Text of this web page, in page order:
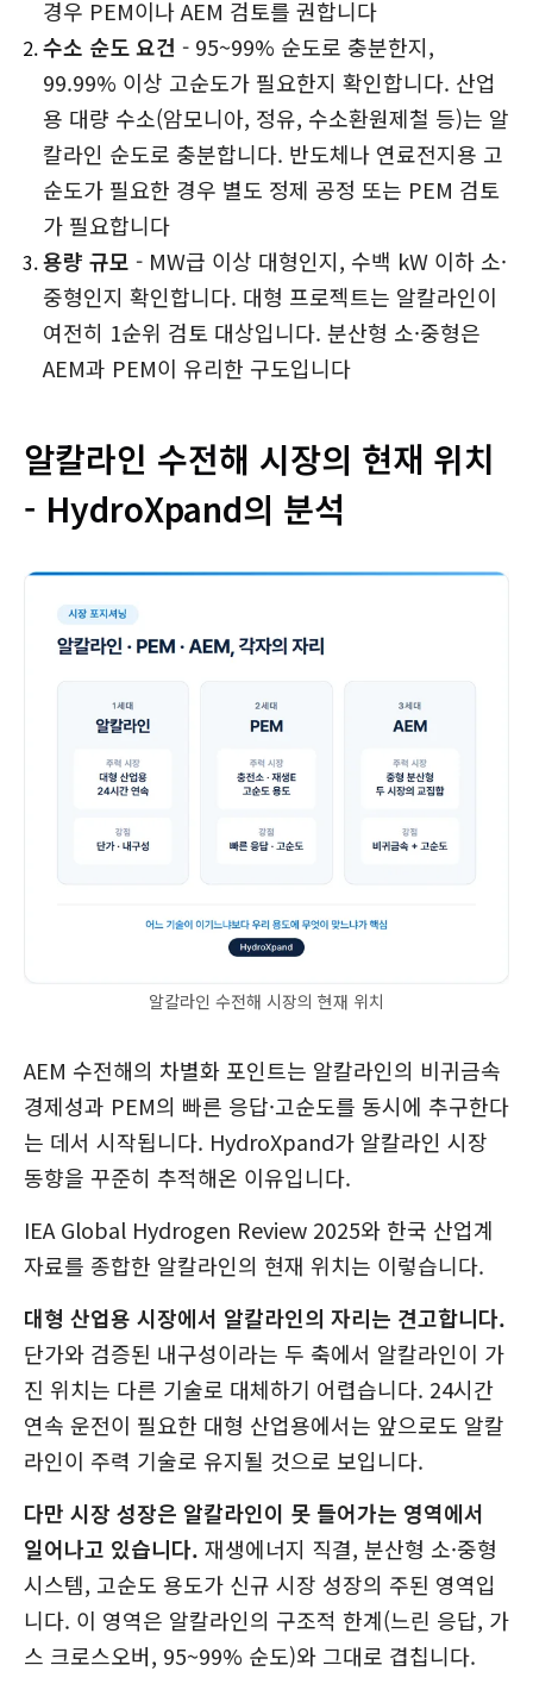
경우 PEM이나 AEM 검토를 권합니다
수소 순도 요건 - 95~99% 순도로 충분한지,
99.99% 이상 고순도가 필요한지 확인합니다. 산업
용 대량 수소(암모니아, 정유, 수소환원제철 등)는 알
칼라인 순도로 충분합니다. 반도체나 연료전지용 고
순도가 필요한 경우 별도 정제 공정 또는 PEM 검토
가 필요합니다
용량 규모 - MW급 이상 대형인지, 수백 kW 이하 소·
중형인지 확인합니다. 대형 프로젝트는 알칼라인이
여전히 1순위 검토 대상입니다. 분산형 소·중형은
AEM과 PEM이 유리한 구도입니다
알칼라인 수전해 시장의 현재 위치
- HydroXpand의 분석
알칼라인 수전해 시장의 현재 위치
AEM 수전해의 차별화 포인트는 알칼라인의 비귀금속
경제성과 PEM의 빠른 응답·고순도를 동시에 추구한다
는 데서 시작됩니다. HydroXpand가 알칼라인 시장
동향을 꾸준히 추적해온 이유입니다.
IEA Global Hydrogen Review 2025와 한국 산업계
자료를 종합한 알칼라인의 현재 위치는 이렇습니다.
대형 산업용 시장에서 알칼라인의 자리는 견고합니다.
단가와 검증된 내구성이라는 두 축에서 알칼라인이 가
진 위치는 다른 기술로 대체하기 어렵습니다. 24시간
연속 운전이 필요한 대형 산업용에서는 앞으로도 알칼
라인이 주력 기술로 유지될 것으로 보입니다.
다만 시장 성장은 알칼라인이 못 들어가는 영역에서
일어나고 있습니다. 재생에너지 직결, 분산형 소·중형
시스템, 고순도 용도가 신규 시장 성장의 주된 영역입
니다. 이 영역은 알칼라인의 구조적 한계(느린 응답, 가
스 크로스오버, 95~99% 순도)와 그대로 겹칩니다.